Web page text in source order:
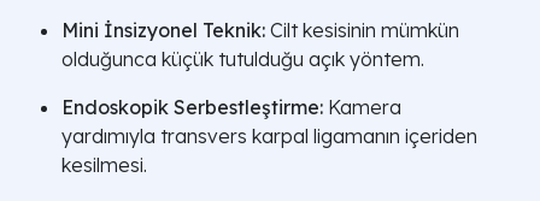
Mini İnsizyonel Teknik: Cilt kesisinin mümkün
olduğunca küçük tutulduğu açık yöntem.
Endoskopik Serbestleştirme: Kamera
yardımıyla transvers karpal ligamanın içeriden
kesilmesi.